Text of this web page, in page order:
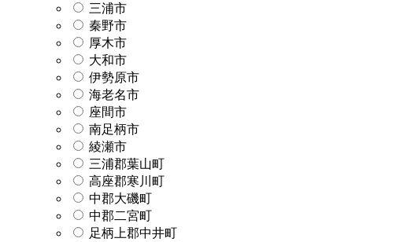
三浦市
秦野市
厚木市
大和市
伊勢原市
海老名市
座間市
南足柄市
綾瀬市
三浦郡葉山町
高座郡寒川町
中郡大磯町
中郡二宮町
足柄上郡中井町